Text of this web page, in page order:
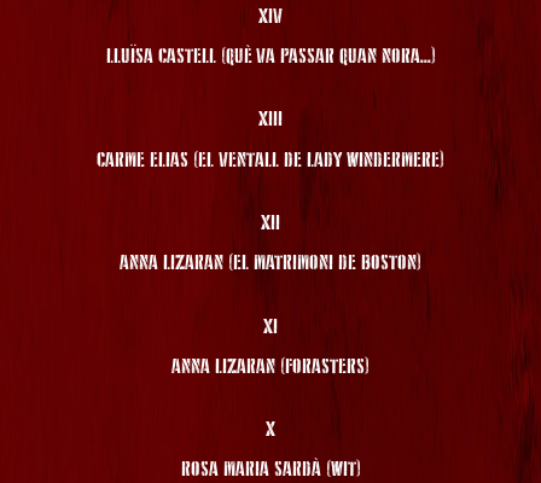
XIV
LLUÏSA CASTELL (QUÈ VA PASSAR QUAN NORA...)
XIII
CARME ELIAS (EL VENTALL DE LADY WINDERMERE)
XII
ANNA LIZARAN (EL MATRIMONI DE BOSTON)
XI
ANNA LIZARAN (FORASTERS)
X
ROSA MARIA SARDÀ (WIT)